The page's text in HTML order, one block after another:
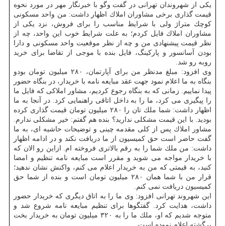
یكی از شهروندان تهرانی در گفت وگو با خبرنگار مهر در مورد نحوه
قیمت گذاری برخی مشاوران املاك اظهار داشت: من واحد مسكونی
كوچك متراژ ولی با شرایط مناسب را برای فروش، نزد یكی از
مشاوران املاك فایل كردم؛ به علت شرایط خوب این واحد، چه از
نظر قیمت پیشنهادی من و چه از نظر موقعیت واحد مسكونی و دارا
بودن آسانسور و پاركینگ، فایل بنده با موجی از تقاضا برای خرید
روبه رو شد.
وی افزود: مبلغ مدنظر من برای آپارتمان، ۲۸۰ میلیون تومان بودو
بنگاه به ما اعلام نمود جهت عقد مبایعه نامه با خریدار، در بنگاه حضور
پیدا نماییم. زمانی كه به بنگاه رجوع كردیم، مشاور املاكی كه فایل ما
را پیگیری می كرد، ما را به داخل اتاقی راهنمایی كرد. در آنجا به ما
اظهار داشت: شما ملك تان را ۲۸۰ میلیون تومان قیمت گذاری كرده
بودید. با این قیمت مشكلی ندارید؟ بنده هم گفتم: خیر مشكلی ندارم.
مشاور املاك پس از كلی مقدمه چینی و توضیحات حاشیه ای، به ما
گفت حاضر است حق كمیسیون از ما دریافت نكند و در ادامه اظهار
داشت: من ملك شما را به رقم بالاتری فروخته ام. ازاین رو الان كه
با خریدار مواجه می شوید و مقرر است مبایعه نامه تنظیم و امضا
كنید، به قیمتی كه من به خریدار اعلام می كنم، واكنش نشان ندهید؛
قرار من با شما همان ۲۸۰ میلیون تومان است و بنده از شما حق
كمیسیون دریافت نمی كنم.
این شهروند تهرانی افزود: وی ما را به اتاق دیگری كه خریدار حضور
داشت، هدایت كرد. گفتگوها برای تنظیم مبایعه نامه شروع شد و
متوجه شدیم كه او، ملك ما را به ۳۲۰ میلیون تومان به خریدار بخت